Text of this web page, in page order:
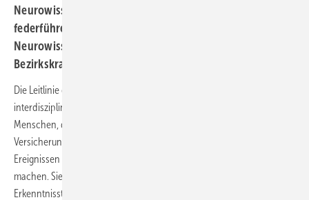
Neurowissenschaftliche Begutachtung mit dem
federführenden Autor Bernhard Widder,
Neurowissenschaftliche Gutachtenstelle am
Bezirkskrankenhaus Günzburg.
Die Leitlinie dient, so die Präambel, der evidenzbasierten
interdisziplinären Qualitätssicherung bei der Begutachtung von
Menschen, die nach Unfallereignissen und sonstigen vom
Versicherungsschutz des jeweiligen Rechtsgebietes erfassten
Ereignissen Folgen einer traumatischen Hirnverletzung geltend
machen. Sie bezieht sich auf den aktuellen wissenschaftlichen
Erkenntnisstand und soll die Verständigung zwischen den